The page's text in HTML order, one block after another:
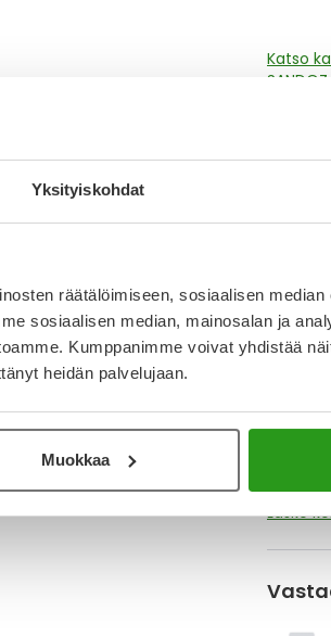
Yksityiskohdat
räätälöimiseen, sosiaalisen
sosiaalisen median, mainosalan ja
Kumppanimme voivat yhdistää
heidän palvelujaan.
Muokkaa
Katso
tuotteet
Lue
Kela-
Tämä
Laske